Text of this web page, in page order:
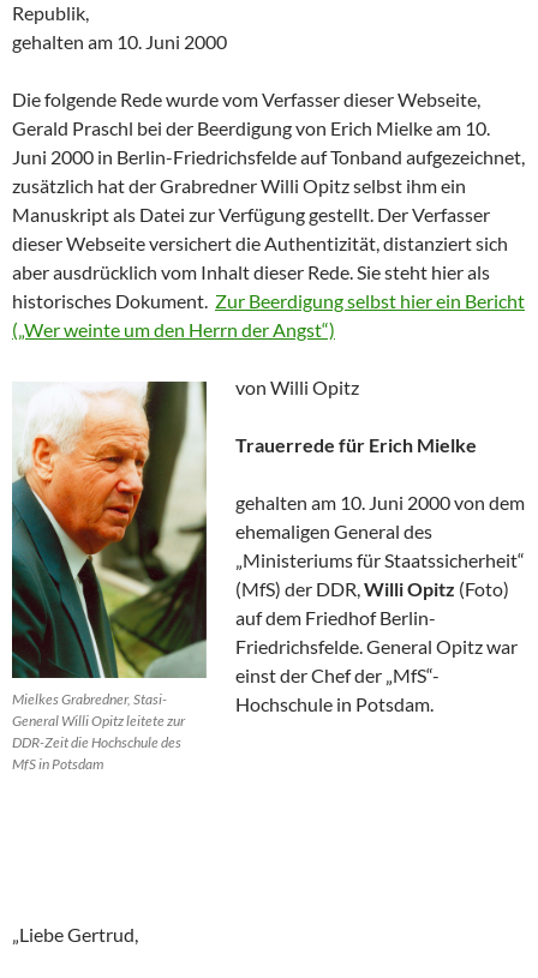
Republik,
gehalten am 10. Juni 2000
Die folgende Rede wurde vom Verfasser dieser Webseite,
Gerald Praschl bei der Beerdigung von Erich Mielke am 10.
Juni 2000 in Berlin-Friedrichsfelde auf Tonband aufgezeichnet,
zusätzlich hat der Grabredner Willi Opitz selbst ihm ein
Manuskript als Datei zur Verfügung gestellt. Der Verfasser
dieser Webseite versichert die Authentizität, distanziert sich
aber ausdrücklich vom Inhalt dieser Rede. Sie steht hier als
historisches Dokument. Zur Beerdigung selbst hier ein Bericht
(„Wer weinte um den Herrn der Angst“)
Mielkes Grabredner, Stasi-
General Willi Opitz leitete zur
DDR-Zeit die Hochschule des
MfS in Potsdam
von Willi Opitz
Trauerrede für Erich Mielke
gehalten am 10. Juni 2000 von dem
ehemaligen General des
„Ministeriums für Staatssicherheit“
(MfS) der DDR,Willi Opitz (Foto)
auf dem Friedhof Berlin-
Friedrichsfelde. General Opitz war
einst der Chef der „MfS“-
Hochschule in Potsdam.
„Liebe Gertrud,